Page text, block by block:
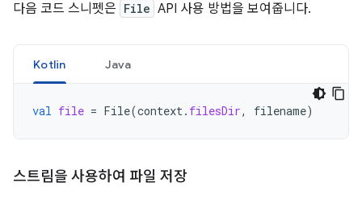
다음 코드 스니펫은 File API 사용 방법을 보여줍니다.
Kotlin Java
val file = File(context. filesDir, filename)
스트림을 사용하여 파일 저장